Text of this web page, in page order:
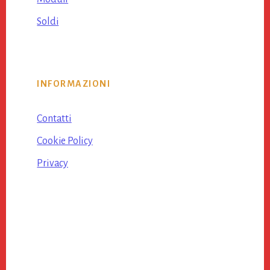
Soldi
INFORMAZIONI
Contatti
Cookie Policy
Privacy